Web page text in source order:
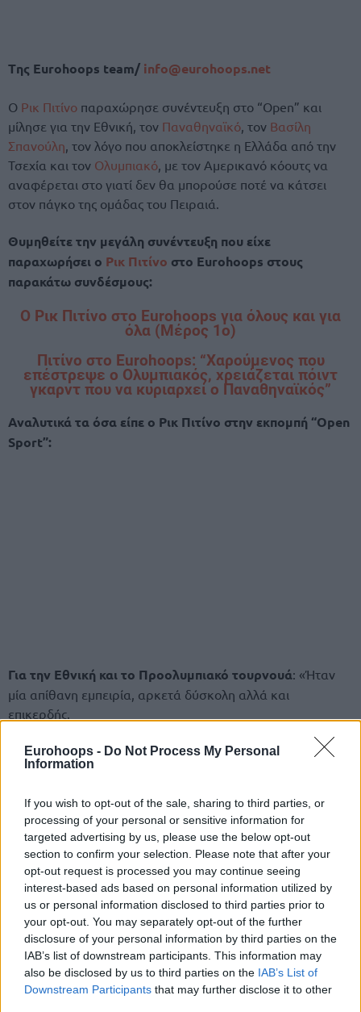
Eurohoops - Do Not Process My Personal
Information
If you wish to opt-out of the sale, sharing to third parties, or
processing of your personal or sensitive information for
targeted advertising by us, please use the below opt-out
section to confirm your selection. Please note that after your
opt-out request is processed you may continue seeing
interest-based ads based on personal information utilized by
us or personal information disclosed to third parties prior to
your opt-out. You may separately opt-out of the further
disclosure of your personal information by third parties on the
IAB’s list of downstream participants. This information may
also be disclosed by us to third parties on the IAB’s List of
Downstream Participants that may further disclose it to other
Tης Eurohoops team/ info@eurohoops.net
Ο Ρικ Πιτίνο παραχώρησε συνέντευξη στο “Open” και
μίλησε για την Εθνική, τον Παναθηναϊκό , τον Βασίλη
Σπανούλη , τον λόγο που αποκλείστηκε η Ελλάδα από την
Τσεχία και τον Ολυμπιακό , με τον Αμερικανό κόουτς να
αναφέρεται στο γιατί δεν θα μπορούσε ποτέ να κάτσει
στον πάγκο της ομάδας του Πειραιά.
Θυμηθείτε την μεγάλη συνέντευξη που είχε
παραχωρήσει ο Ρικ Πιτίνο στο Eurohoops στους
παρακάτω συνδέσμους:
Ο Ρικ Πιτίνο στο Eurohoops για όλους και για
όλα (Μέρος 1ο)
Πιτίνο στο Eurohoops: “Χαρούμενος που
επέστρεψε ο Ολυμπιακός, χρειάζεται πόιντ
γκαρντ που να κυριαρχεί ο Παναθηναϊκός”
Αναλυτικά τα όσα είπε ο Ρικ Πιτίνο στην εκπομπή “Open
Sport”:
Για την Εθνική και το Προολυμπιακό τουρνουά: «Ήταν
μία απίθανη εμπειρία, αρκετά δύσκολη αλλά και
επικερδής.
Είπα στα παιδιά στο ημίχρονο του αγώνα με την Τουρκία,
“δεν αρκεί μόνο να πάμε στον τελικό, αλλά θέλω κάποια
στιγμή να μπορώ να επιστρέψω στην Ελλάδα και αν δεν
Δεν ήμασταν τόσο προετοιμασμένοι για την σκληράδα της
Τσεχίας. Αν είχαμε τον Γιώργο
Πρίντεζη
… Ήταν πιο
σκληροί από εμάς στη ρακέτα και ήταν το μοναδικό μας
παιχνίδι που κανείς δεν έπαιξε τέλεια. Εκτός ίσως από τον
Κώστα Σλούκα, όλοι οι υπόλοιποι είχαν ένα μέτριο
παιχνίδι».